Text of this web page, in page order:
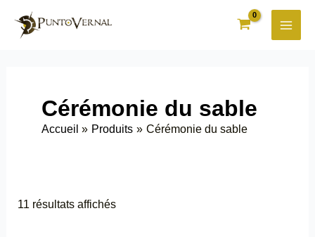
contenu
Cérémonie du sable
Accueil Produits Cérémonie du sable
11 résultats affichés